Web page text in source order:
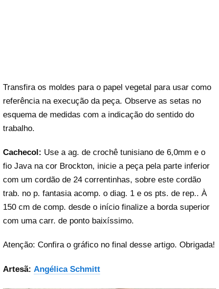
Transfira os moldes para o papel vegetal para usar como
referência na execução da peça. Observe as setas no
esquema de medidas com a indicação do sentido do
trabalho.
Cachecol: Use a ag. de crochê tunisiano de 6,0mm e o
fio Java na cor Brockton, inicie a peça pela parte inferior
com um cordão de 24 correntinhas, sobre este cordão
trab. no p. fantasia acomp. o diag. 1 e os pts. de rep.. À
150 cm de comp. desde o início finalize a borda superior
com uma carr. de ponto baixíssimo.
Atenção: Confira o gráfico no final desse artigo. Obrigada!
Artesã: Angélica Schmitt